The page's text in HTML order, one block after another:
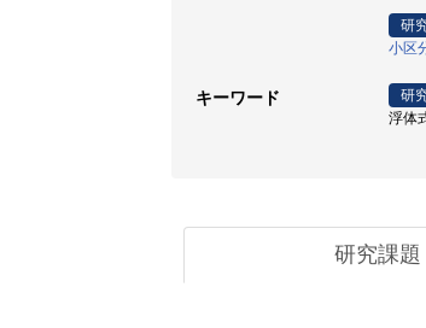
研
小区
キーワード
研
浮体
研究課題